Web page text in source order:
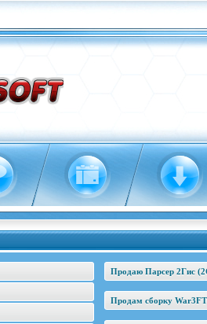
Продаю Парсер 2Гис
Продам сборку